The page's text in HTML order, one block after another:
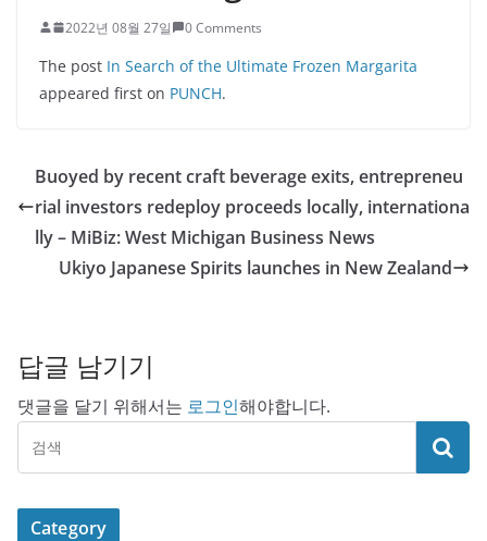
2022년 08월 27일 0 Comments
The post In Search of the Ultimate Frozen Margarita
appeared first on PUNCH.
Buoyed by recent craft beverage exits, entrepreneu
rial investors redeploy proceeds locally, internationa
lly – MiBiz: West Michigan Business News
Ukiyo Japanese Spirits launches in New Zealand
답글 남기기
댓글을 달기 위해서는 로그인해야합니다.
Category